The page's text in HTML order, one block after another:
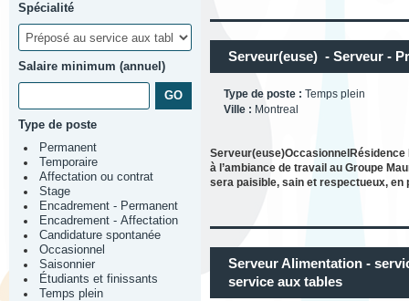
Spécialité
Salaire minimum (annuel)
Type de poste
Permanent
Temporaire
Affectation ou contrat
Stage
Encadrement - Permanent
Encadrement - Affectation
Candidature spontanée
Occasionnel
Saisonnier
Étudiants et finissants
Temps plein
Serveur(euse) - Serveur -
Type de poste : Temps plein
Ville : Montreal
Serveur(euse)OccasionnelRésidence
à l’ambiance de travail au Groupe
sera paisible, sain et respectueux, en
Serveur Alimentation -
service aux tables